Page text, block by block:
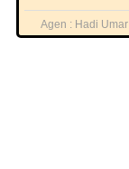
Agen : Hadi Umar